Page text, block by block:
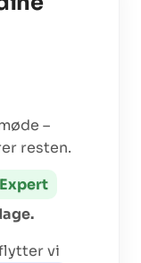
–
resten.
Expert
vi